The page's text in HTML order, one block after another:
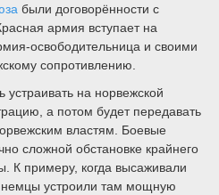
были договорённости с
армия вступает на
освободительница и своими
сопротивлению.
устраивать на норвежской
а потом будет передавать
властям. Боевые
сложной обстановке крайнего
К примеру, когда высаживали
немцы устроили там мощную